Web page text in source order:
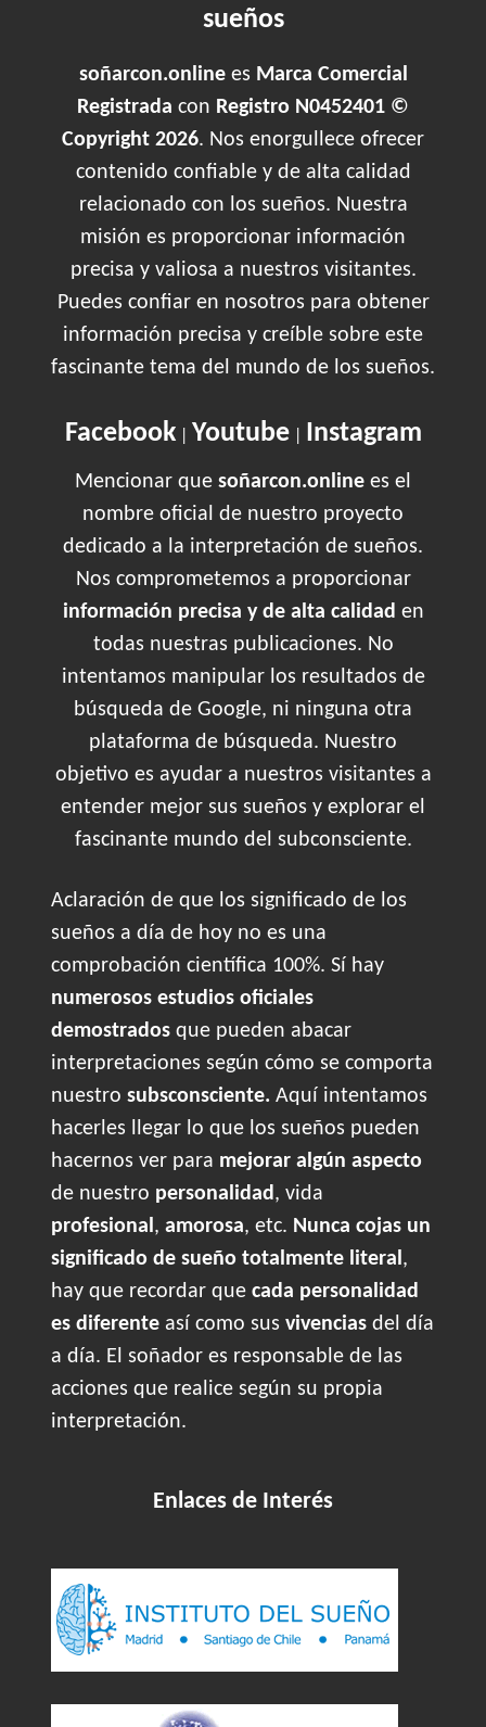
sueños
soñarcon.onlinees Marca Comercial
Registrada con Registro N0452401 ©
Copyright 2026. Nos enorgullece ofrecer
contenido confiable y de alta calidad
relacionado con los sueños. Nuestra
misión es proporcionar información
precisa y valiosa a nuestros visitantes.
Puedes confiar en nosotros para obtener
información precisa y creíble sobre este
fascinante tema del mundo de los sueños.
Facebook| Youtube| Instagram
Mencionar que soñarcon.online es el
nombre oficial de nuestro proyecto
dedicado a la interpretación de sueños.
Nos comprometemos a proporcionar
información precisa y de alta calidad en
todas nuestras publicaciones. No
intentamos manipular los resultados de
búsqueda de Google, ni ninguna otra
plataforma de búsqueda. Nuestro
objetivo es ayudar a nuestros visitantes a
entender mejor sus sueños y explorar el
fascinante mundo del subconsciente.
Aclaración de que los significado de los
sueños a día de hoy no es una
comprobación científica 100%. Sí hay
numerosos estudios oficiales
demostrados que pueden abacar
interpretaciones según cómo se comporta
nuestro subsconsciente. Aquí intentamos
hacerles llegar lo que los sueños pueden
hacernos ver para mejorar algún aspecto
de nuestro personalidad, vida
profesional, amorosa, etc. Nunca cojas un
significado de sueño totalmente literal,
hay que recordar que cada personalidad
es diferente así como sus vivencias del día
a día. El soñador es responsable de las
acciones que realice según su propia
interpretación.
Enlaces de Interés